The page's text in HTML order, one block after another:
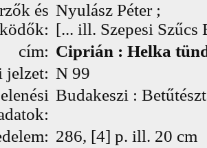
és Nyulász Péter ;
[... ill. Szepesi Szűcs
cím: Ciprián : Helka
jelzet: N 99
Budakeszi :
286, [4] p. ill. 20 cm